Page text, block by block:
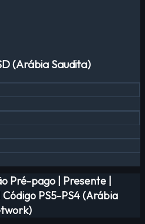
(Arábia Saudita)
Pré-pago | Presente |
PS5-PS4 (Arábia